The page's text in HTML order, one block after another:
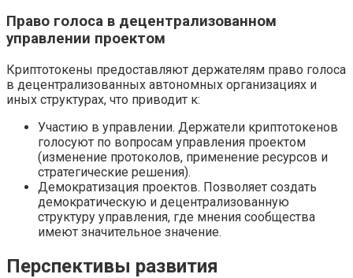
Право голоса в децентрализованном
управлении проектом
Криптотокены предоставляют держателям право голоса
в децентрализованных автономных организациях и
иных структурах, что приводит к:
Участию в управлении. Держатели криптотокенов
голосуют по вопросам управления проектом
(изменение протоколов, применение ресурсов и
стратегические решения).
Демократизация проектов. Позволяет создать
демократическую и децентрализованную
структуру управления, где мнения сообщества
имеют значительное значение.
Перспективы развития